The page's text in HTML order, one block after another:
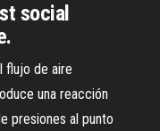
social
flujo de aire
una reacción
presiones al punto